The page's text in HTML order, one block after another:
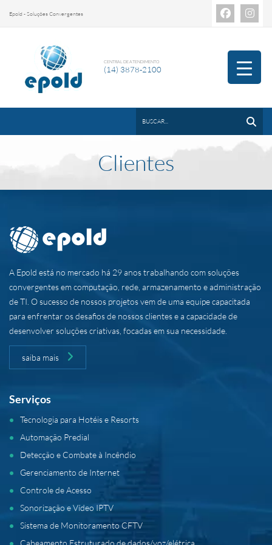
Epold - Soluções Convergentes
CENTRAL DE ATENDIMENTO
(14) 3878-2100
Clientes
A Epold está no mercado há 29 anos trabalhando com soluções
convergentes em computação, rede, armazenamento e administração
de TI. O sucesso de nossos projetos vem de uma equipe capacitada
para enfrentar os desafios de nossos clientes e a capacidade de
desenvolver soluções criativas, focadas em sua necessidade.
saiba mais
Serviços
Tecnologia para Hotéis e Resorts
Automação Predial
Detecção e Combate à Incêndio
Gerenciamento de Internet
Controle de Acesso
Sonorização e Vídeo IPTV
Sistema de Monitoramento CFTV